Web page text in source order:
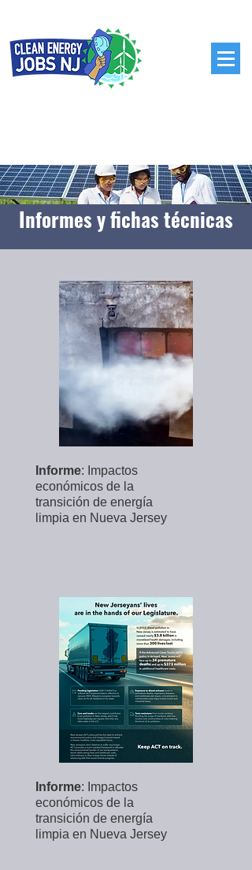
Informes y fichas técnicas
Informe: Impactos
económicos de la
transición de energía
limpia en Nueva Jersey
Informe: Impactos
económicos de la
transición de energía
limpia en Nueva Jersey